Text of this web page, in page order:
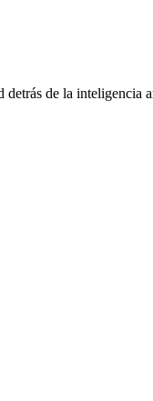
detrás de la inteligencia